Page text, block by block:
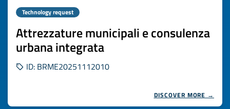
Technology request
Attrezzature municipali e consulenza
urbana integrata
ID: BRME20251112010
DISCOVER MORE →